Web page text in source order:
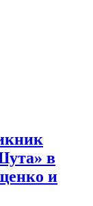
в
и